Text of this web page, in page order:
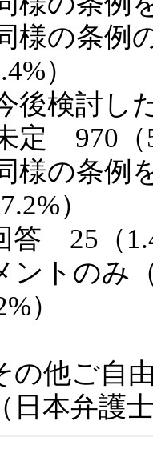
様の条例
）
後検討し
定 970（
様の条例
）
答 25（
トのみ
）
他ご自由
日本弁護